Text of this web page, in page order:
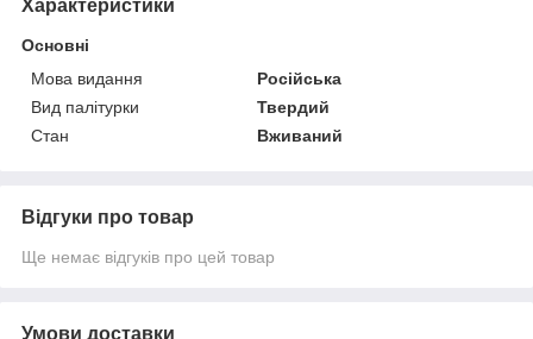
Характеристики
Основні
Мова видання
Російська
Вид палітурки
Твердий
Стан
Вживаний
Відгуки про товар
Ще немає відгуків про цей товар
Умови доставки